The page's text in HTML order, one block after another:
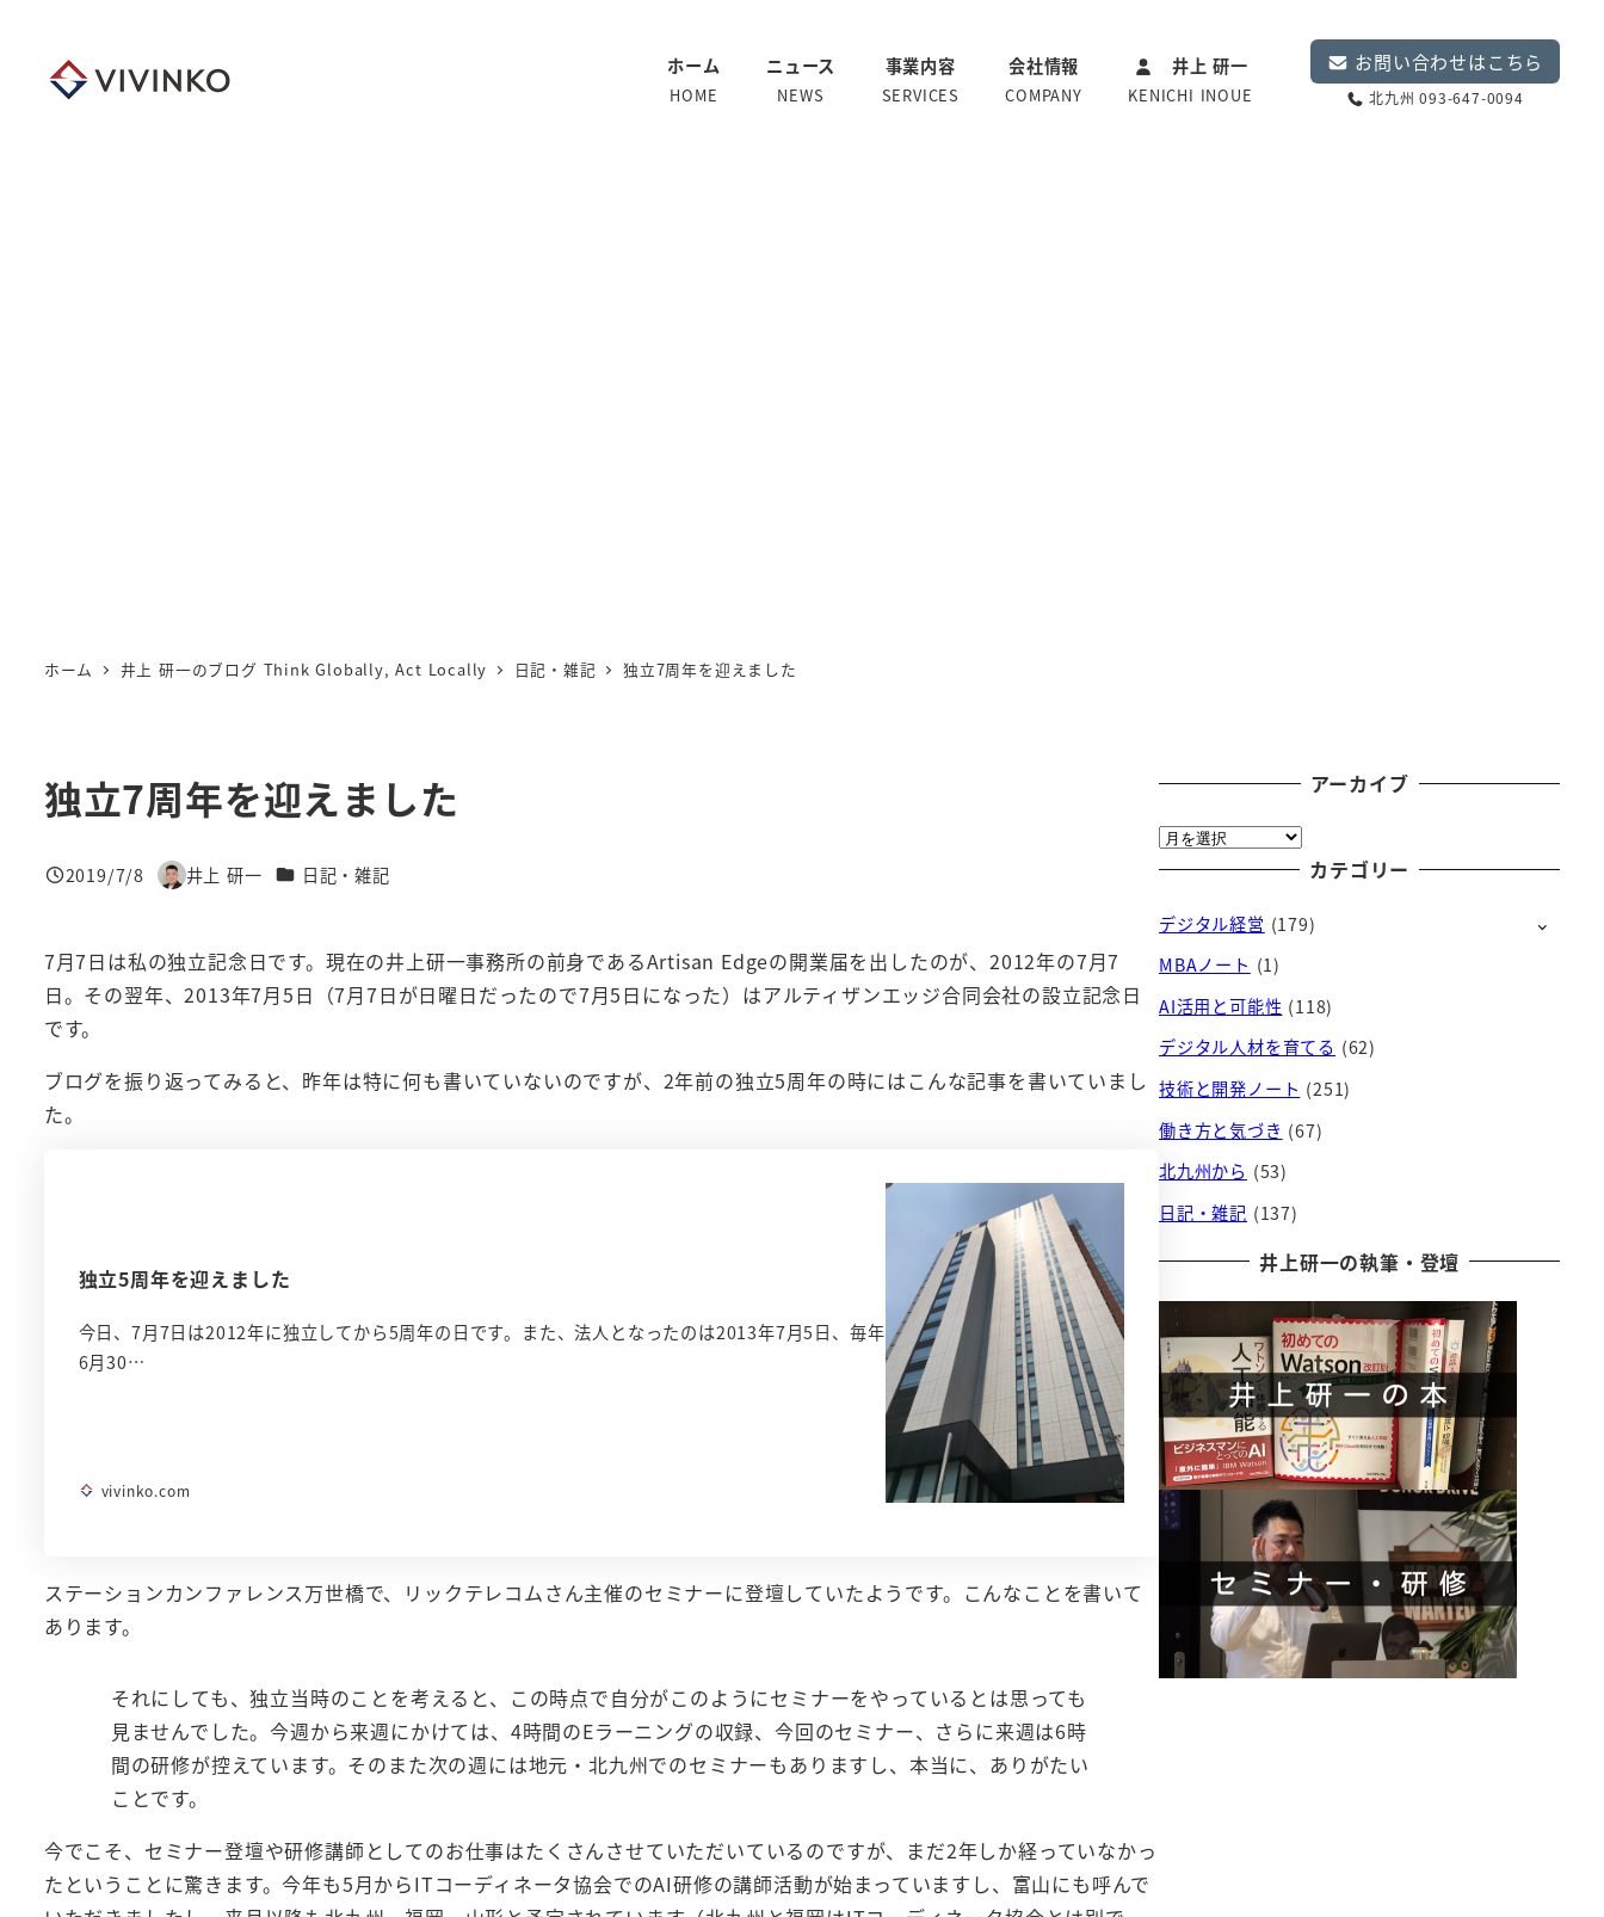
ホーム
HOME
ニュース
NEWS
事業内容
SERVICES
会社情報
COMPANY
井上 研一
KENICHI INOUE
お問い合わせはこちら
北九州 093-647-0094
ホーム 井上 研一のブログ Think Globally, Act Locally 日記・雑記 独立7周年を迎えました
独立7周年を迎えました
投稿日
2019/7/8
著
井上 研一 カテゴリー
日記・雑記
7月7日は私の独立記念日です。現在の井上研一事務所の前身であるArtisan Edgeの開業届を出したのが、2012年の7月7
日。その翌年、2013年7月5日（7月7日が日曜日だったので7月5日になった）はアルティザンエッジ合同会社の設立記念日
です。
ブログを振り返ってみると、昨年は特に何も書いていないのですが、2年前の独立5周年の時にはこんな記事を書いていまし
た。
独立5周年を迎えました
今日、7月7日は2012年に独立してから5周年の日です。また、法人となったのは2013年7月5日、毎年
6月30…
vivinko.com
ステーションカンファレンス万世橋で、リックテレコムさん主催のセミナーに登壇していたようです。こんなことを書いて
あります。
それにしても、独立当時のことを考えると、この時点で自分がこのようにセミナーをやっているとは思っても
見ませんでした。今週から来週にかけては、4時間のEラーニングの収録、今回のセミナー、さらに来週は6時
間の研修が控えています。そのまた次の週には地元・北九州でのセミナーもありますし、本当に、ありがたい
ことです。
今でこそ、セミナー登壇や研修講師としてのお仕事はたくさんさせていただいているのですが、まだ2年しか経っていなかっ
たということに驚きます。今年も5月からITコーディネータ協会でのAI研修の講師活動が始まっていますし、富山にも呼んで
アーカイブ
ア
ー
イ
ブ
カテゴリー
デジタル経営 (179)
MBAノート (1)
AI活用と可能性 (118)
デジタル人材を育てる (62)
技術と開発ノート (251)
働き方と気づき (67)
北九州から (53)
日記・雑記 (137)
井上研一の執筆・登壇